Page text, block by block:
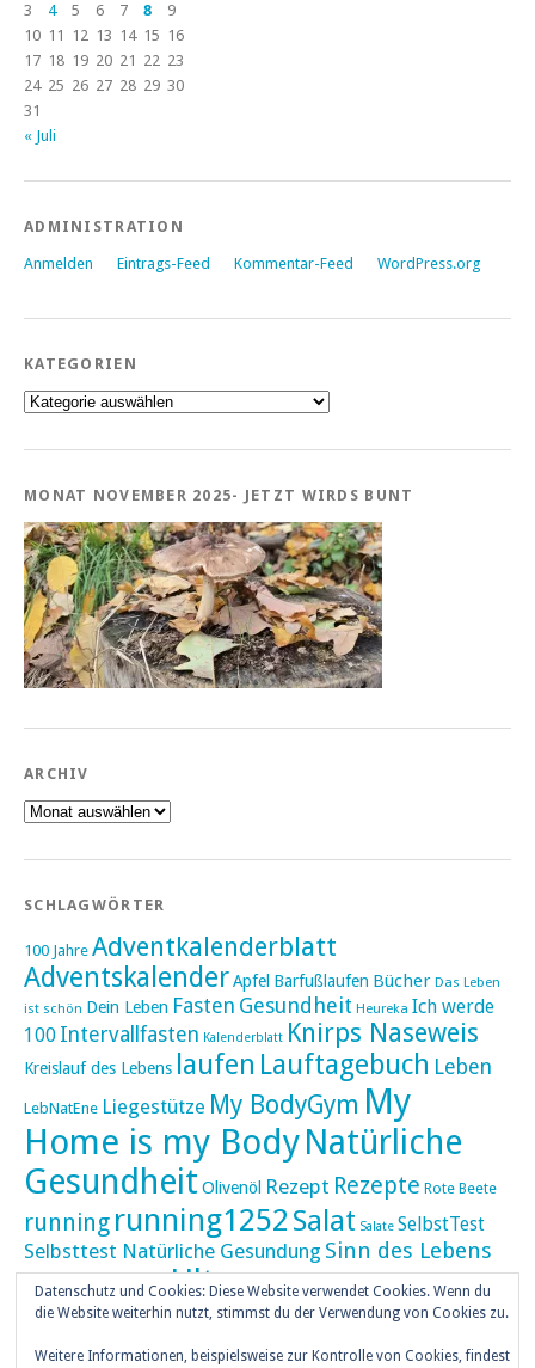
3
4 5 6 7 8
9
10 11 12 13 14 15 16
17 18 19 20 21 22 23
24 25 26 27 28 29 30
31
« Juli
ADMINISTRATION
Anmelden Eintrags-Feed Kommentar-Feed WordPress.org
KATEGORIEN
Kategorien
MONAT NOVEMBER 2025- JETZT WIRDS BUNT
ARCHIV
Archiv
SCHLAGWÖRTER
100 Jahre Adventkalenderblatt
AdventskalenderApfel Barfußlaufen Bücher Das Leben
ist schön Dein Leben Fasten Gesundheit Heureka Ich werde
100 Intervallfasten Kalenderblatt Knirps Naseweis
Kreislauf des Lebens laufen Lauftagebuch Leben
LebNatEne Liegestütze My BodyGym My
Home is my Body Natürliche
Gesundheit Olivenöl Rezept Rezepte Rote Beete
running running1252 Salat Salate SelbstTest
Selbsttest Natürliche Gesundung Sinn des Lebens
Skaten Tageskalender UltraUltramarathon
umZEITZUerLEBEN Weihnachten
Weihnachtskalender weiser UHU
Datenschutz und Cookies: Diese Website verwendet Cookies. Wenn du
die Website weiterhin nutzt, stimmst du der Verwendung von Cookies zu.
Weitere Informationen, beispielsweise zur Kontrolle von Cookies, findest